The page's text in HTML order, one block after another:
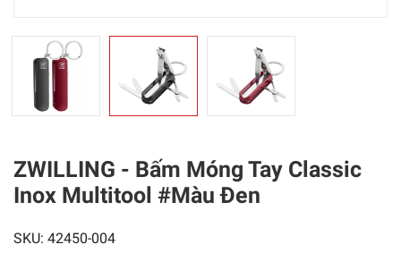
ZWILLING - Bấm Móng Tay Classic
Inox Multitool #Màu Đen
SKU: 42450-004